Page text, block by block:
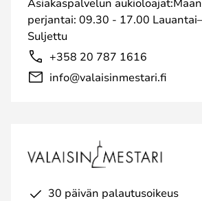
perjantai: 09.30 - 17.00
Suljettu
+358 20 787 1616
info@valaisinmestari.fi
30 päivän palautusoikeus